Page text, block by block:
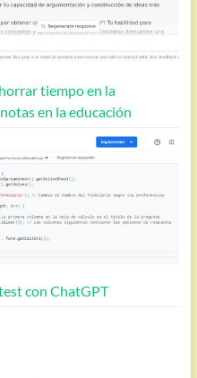
tiempo en la
en la educación
con ChatGPT